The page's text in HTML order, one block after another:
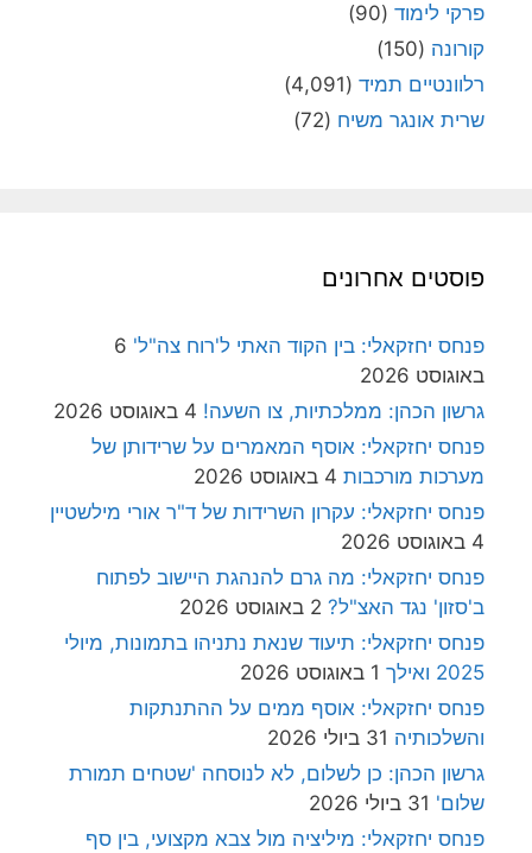
פרקי לימוד (90)
קורונה (150)
רלוונטיים תמיד (4,091)
שרית אונגר משיח (72)
פוסטים אחרונים
פנחס יחזקאלי: בין הקוד האתי ל'רוח צה"ל' 6
באוגוסט 2026
גרשון הכהן: ממלכתיות, צו השעה! 4 באוגוסט 2026
פנחס יחזקאלי: אוסף המאמרים על שרידותן של
מערכות מורכבות 4 באוגוסט 2026
פנחס יחזקאלי: עקרון השרידות של ד"ר אורי מילשטיין
4 באוגוסט 2026
פנחס יחזקאלי: מה גרם להנהגת היישוב לפתוח
ב'סזון' נגד האצ"ל? 2 באוגוסט 2026
פנחס יחזקאלי: תיעוד שנאת נתניהו בתמונות, מיולי
2025 ואילך
1 באוגוסט 2026
פנחס יחזקאלי: אוסף ממים על ההתנתקות
והשלכותיה 31 ביולי 2026
גרשון הכהן: כן לשלום, לא לנוסחה 'שטחים תמורת
שלום' 31 ביולי 2026
פנחס יחזקאלי: מיליציה מול צבא מקצועי, בין סף